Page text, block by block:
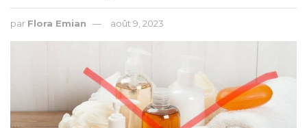
par Flora Emian août 9, 2023